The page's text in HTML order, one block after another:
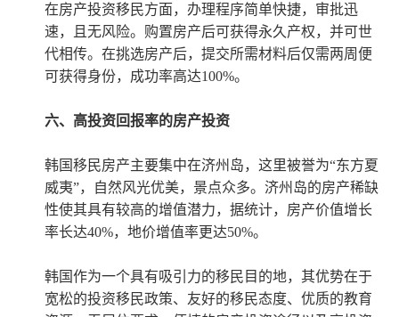
在房产投资移民方面，办理程序简单快捷，审批迅
速，且无风险。购置房产后可获得永久产权，并可世
代相传。在挑选房产后，提交所需材料后仅需两周便
可获得身份，成功率高达100%。
六、高投资回报率的房产投资
韩国移民房产主要集中在济州岛，这里被誉为“东方夏
威夷”，自然风光优美，景点众多。济州岛的房产稀缺
性使其具有较高的增值潜力，据统计，房产价值增长
率长达40%，地价增值率更达50%。
韩国作为一个具有吸引力的移民目的地，其优势在于
宽松的投资移民政策、友好的移民态度、优质的教育